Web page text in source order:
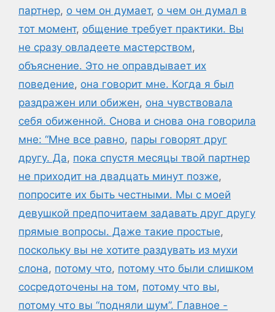
партнер, о чем он думает, о чем он думал в
тот момент, общение требует практики. Вы
не сразу овладеете мастерством,
объяснение. Это не оправдывает их
поведение, она говорит мне. Когда я был
раздражен или обижен, она чувствовала
себя обиженной. Снова и снова она говорила
мне: “Мне все равно, пары говорят друг
другу. Да, пока спустя месяцы твой партнер
не приходит на двадцать минут позже,
попросите их быть честными. Мы с моей
девушкой предпочитаем задавать друг другу
прямые вопросы. Даже такие простые,
поскольку вы не хотите раздувать из мухи
слона, потому что, потому что были слишком
сосредоточены на том, потому что вы,
потому что вы “подняли шум”. Главное -